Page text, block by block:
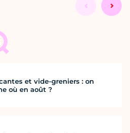
et vide-greniers : on
où en août ?